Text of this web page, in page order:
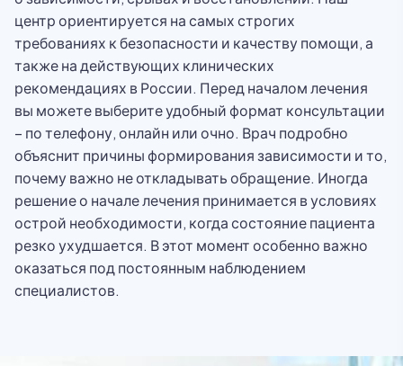
центр ориентируется на самых строгих
требованиях к безопасности и качеству помощи, а
также на действующих клинических
рекомендациях в России. Перед началом лечения
вы можете выберите удобный формат консультации
– по телефону, онлайн или очно. Врач подробно
объяснит причины формирования зависимости и то,
почему важно не откладывать обращение. Иногда
решение о начале лечения принимается в условиях
острой необходимости, когда состояние пациента
резко ухудшается. В этот момент особенно важно
оказаться под постоянным наблюдением
специалистов.